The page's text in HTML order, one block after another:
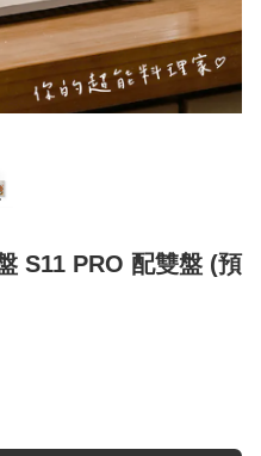
S11 PRO 配雙盤 (預